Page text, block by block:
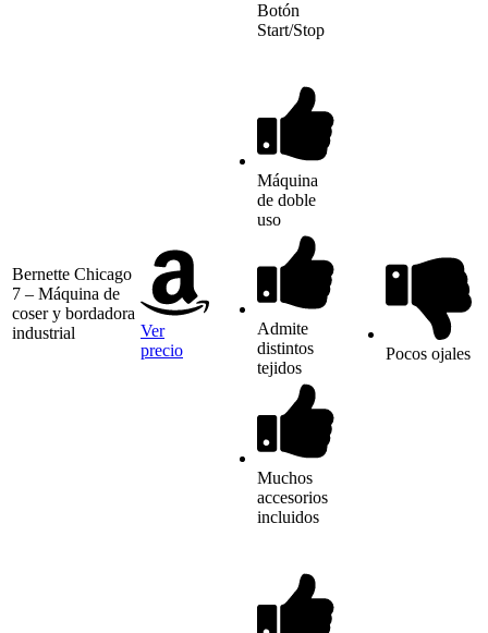
Botón
Start/Stop
Bernette Chicago
7 – Máquina de
coser y bordadora
industrial
Ver
precio
Máquina
de doble
uso
Admite
distintos
tejidos
Muchos
accesorios
incluidos
Pocos ojales